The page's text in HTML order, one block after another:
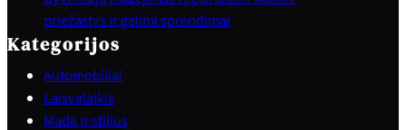
priežastys ir galimi sprendimai
Kategorijos
Automobiliai
Laisvalaikis
Mada ir stilius